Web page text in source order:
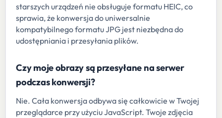
starszych urządzeń nie obsługuje formatu HEIC, co
sprawia, że konwersja do uniwersalnie
kompatybilnego formatu JPG jest niezbędna do
udostępniania i przesyłania plików.
Czy moje obrazy są przesyłane na serwer
podczas konwersji?
Nie. Cała konwersja odbywa się całkowicie w Twojej
przeglądarce przy użyciu JavaScript. Twoje zdjęcia